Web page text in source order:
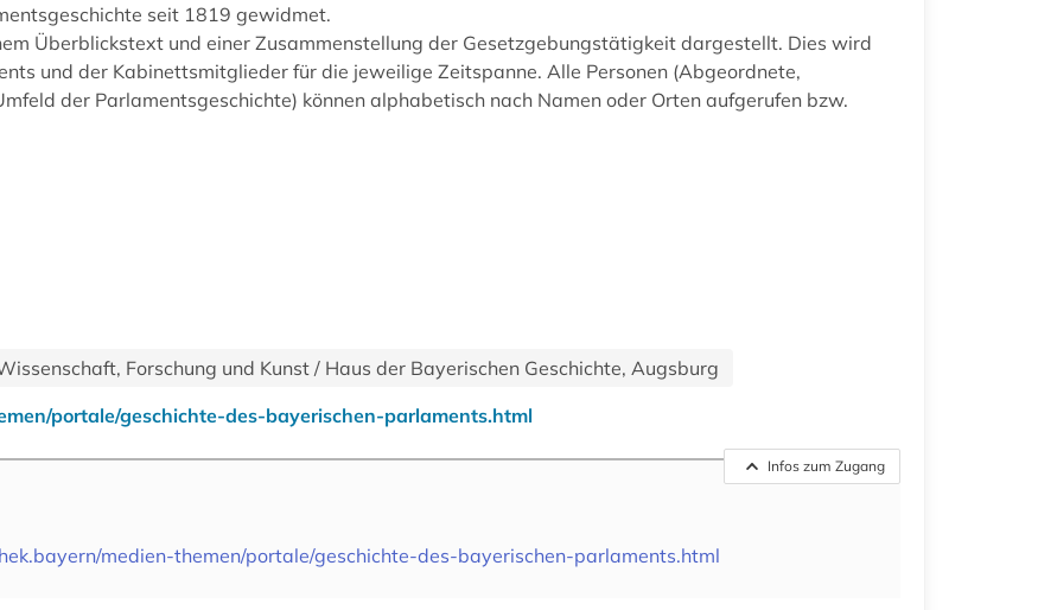
seit 1819 gewidmet.
Überblickstext und einer Zusammenstellung der Gesetzgebungstätigkeit dargestellt. Dies wird
und der Kabinettsmitglieder für die jeweilige Zeitspanne. Alle Personen (Abgeordnete,
der Parlamentsgeschichte) können alphabetisch nach Namen oder Orten aufgerufen bzw.
Forschung und Kunst / Haus der Bayerischen Geschichte, Augsburg
portale/geschichte-des-bayerischen-parlaments.html
Infos zum Zugang
medien-themen/portale/geschichte-des-bayerischen-parlaments.html